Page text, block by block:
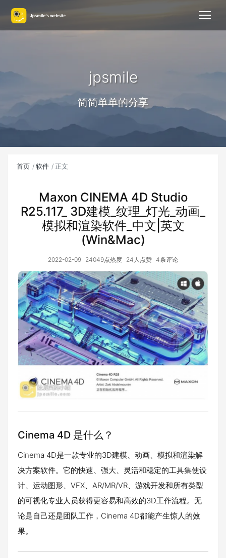
jpsmile
简简单单的分享
首页 软件 正文
Maxon CINEMA 4D Studio
R25.117_ 3D建模_纹理_灯光_动画_
模拟和渲染软件_中文|英文
(Win&Mac)
2022-02-09 24049点热度 24人点赞 4条评论
Cinema 4D 是什么？
Cinema 4D是一款专业的3D建模、动画、模拟和渲染解
决方案软件。它的快速、强大、灵活和稳定的工具集使设
计、运动图形、VFX、AR/MR/VR、游戏开发和所有类型
的可视化专业人员获得更容易和高效的3D工作流程。无
论是自己还是团队工作，Cinema 4D都能产生惊人的效
果。